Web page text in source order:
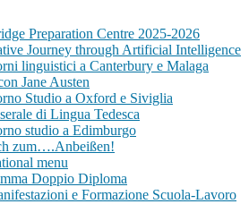
Preparation Centre 2025-2026
Journey through Artificial Intelligence
linguistici a Canterbury e Malaga
Jane Austen
Studio a Oxford e Siviglia
di Lingua Tedesca
studio a Edimburgo
zum….Anbeißen!
menu
Doppio Diploma
e Formazione Scuola-Lavoro